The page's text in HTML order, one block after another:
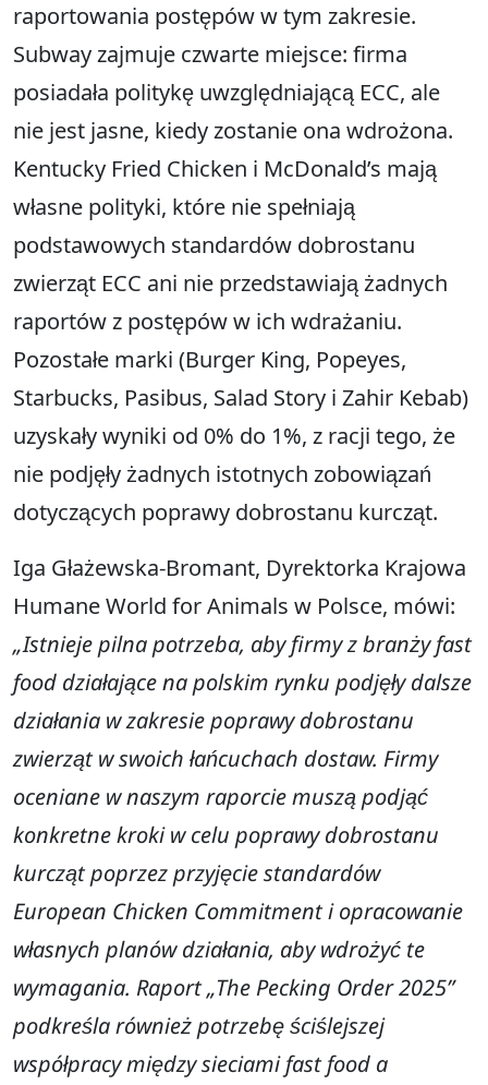
raportowania postępów w tym zakresie.
Subway zajmuje czwarte miejsce: firma
posiadała politykę uwzględniającą ECC, ale
nie jest jasne, kiedy zostanie ona wdrożona.
Kentucky Fried Chicken i McDonald’s mają
własne polityki, które nie spełniają
podstawowych standardów dobrostanu
zwierząt ECC ani nie przedstawiają żadnych
raportów z postępów w ich wdrażaniu.
Pozostałe marki (Burger King, Popeyes,
Starbucks, Pasibus, Salad Story i Zahir Kebab)
uzyskały wyniki od 0% do 1%, z racji tego, że
nie podjęły żadnych istotnych zobowiązań
dotyczących poprawy dobrostanu kurcząt.
Iga Głażewska-Bromant, Dyrektorka Krajowa
Humane World for Animals w Polsce, mówi:
„Istnieje pilna potrzeba, aby firmy z branży fast
food działające na polskim rynku podjęły dalsze
działania w zakresie poprawy dobrostanu
zwierząt w swoich łańcuchach dostaw. Firmy
oceniane w naszym raporcie muszą podjąć
konkretne kroki w celu poprawy dobrostanu
kurcząt poprzez przyjęcie standardów
European Chicken Commitment i opracowanie
własnych planów działania, aby wdrożyć te
wymagania. Raport „The Pecking Order 2025”
podkreśla również potrzebę ściślejszej
współpracy między sieciami fast food a